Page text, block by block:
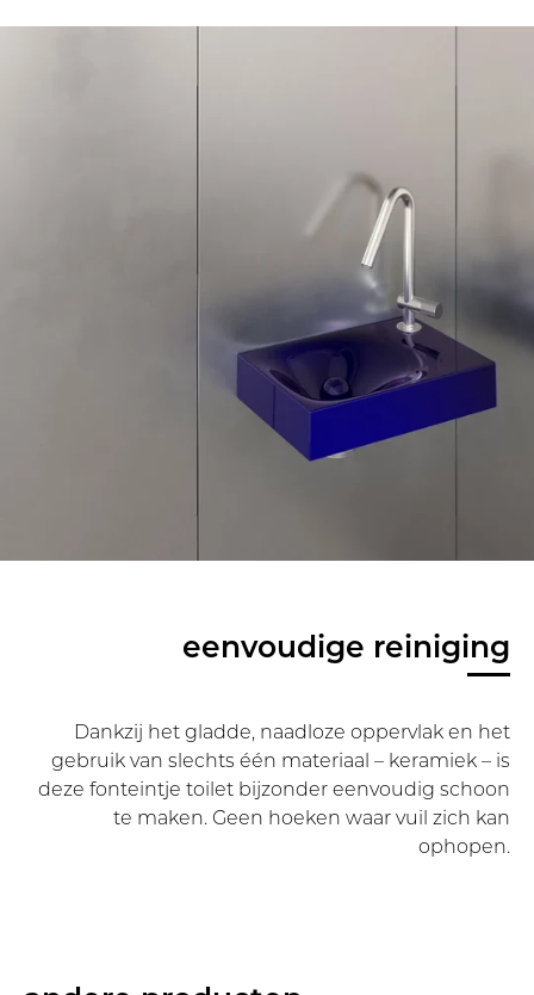
eenvoudige reiniging
Dankzij het gladde, naadloze oppervlak en het
gebruik van slechts één materiaal – keramiek – is
deze fonteintje toilet bijzonder eenvoudig schoon
te maken. Geen hoeken waar vuil zich kan
ophopen.